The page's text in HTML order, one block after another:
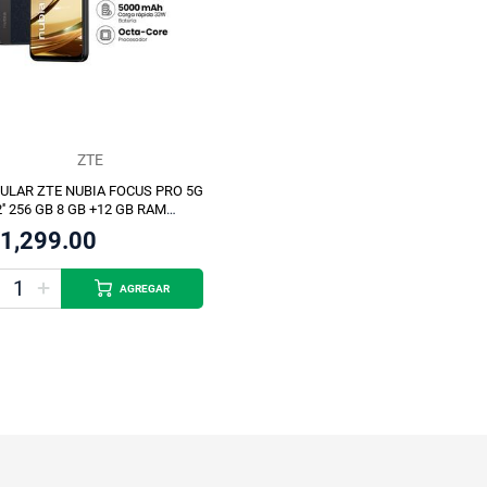
ZTE
ZTE NUBIA FOCUS PRO 5G
256 GB 8 GB +12 GB RAM
AGREGAR